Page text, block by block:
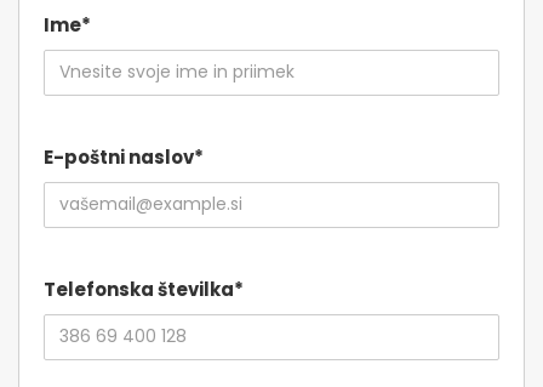
Ime*
E-poštni naslov*
Telefonska številka*